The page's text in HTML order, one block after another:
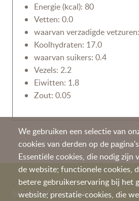
Energie (kcal): 80
Vetten: 0.0
waarvan verzadigde
Koolhydraten: 17.0
waarvan suikers: 0.4
Vezels: 2.2
Eiwitten: 1.8
Zout: 0.05
We gebruiken een selectie van
cookies van derden op de
Essentiële cookies, die nodig zijn
de website; functionele cookies,
betere gebruikerservaring bij het
website; prestatie-cookies, die
MEER OVER PEKA